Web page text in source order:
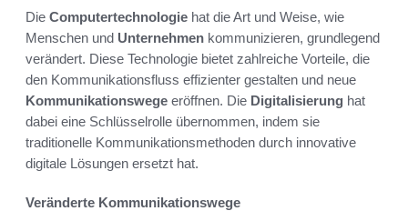
Die Computertechnologie hat die Art und Weise, wie
Menschen und Unternehmen kommunizieren, grundlegend
verändert. Diese Technologie bietet zahlreiche Vorteile, die
den Kommunikationsfluss effizienter gestalten und neue
Kommunikationswege eröffnen. Die Digitalisierung hat
dabei eine Schlüsselrolle übernommen, indem sie
traditionelle Kommunikationsmethoden durch innovative
digitale Lösungen ersetzt hat.
Veränderte Kommunikationswege